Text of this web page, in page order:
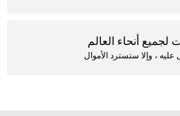
أنحاء العالم
، وإلا ستسترد الأموال